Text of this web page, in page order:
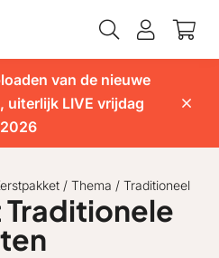
van de nieuwe
LIVE vrijdag
/ Thema / Traditioneel